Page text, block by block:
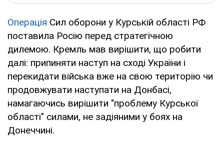
Операція Сил оборони у Курській області РФ
поставила Росію перед стратегічною
дилемою. Кремль мав вирішити, що робити
далі: припиняти наступ на сході України і
перекидати війська вже на свою територію чи
продовжувати наступати на Донбасі,
намагаючись вирішити "проблему Курської
області" силами, не задіяними у боях на
Донеччині.